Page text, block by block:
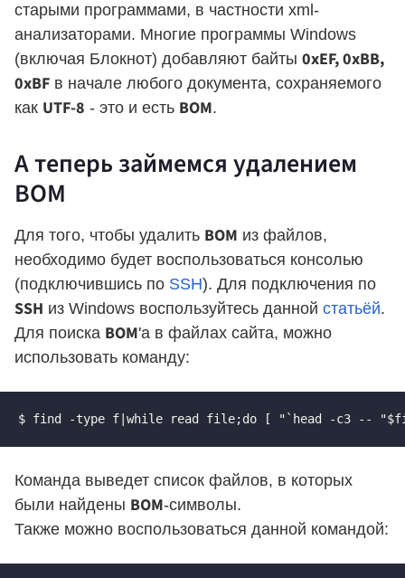
старыми программами, в частности xml-
анализаторами. Многие программы Windows
(включая Блокнот) добавляют байты 0xEF, 0xBB,
0xBF в начале любого документа, сохраняемого
как UTF-8 - это и есть BOM.
А теперь займемся удалением
BOM
Для того, чтобы удалить BOM из файлов,
необходимо будет воспользоваться консолью
(подключившись по SSH). Для подключения по
SSH из Windows воспользуйтесь данной статьёй.
Для поиска BOM'а в файлах сайта, можно
использовать команду:
$ find -type f|while read file;do [ "`head -c3 --
Команда выведет список файлов, в которых
были найдены BOM-символы.
Также можно воспользоваться данной командой: